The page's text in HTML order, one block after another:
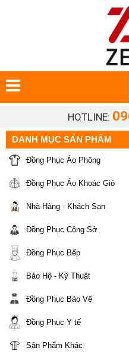
HOTLINE:
DANH MỤC SẢN PHẨM
Đồng Phục Áo Phông
Đồng Phục Áo Khoác Gió
Nhà Hàng - Khách Sạn
Đồng Phục Công Sở
Đồng Phục Bếp
Bảo Hộ - Kỹ Thuật
Đồng Phục Bảo Vệ
Đồng Phục Y tế
Sản Phẩm Khác